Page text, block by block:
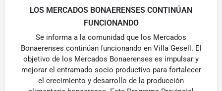
LOS MERCADOS BONAERENSES CONTINÚAN
FUNCIONANDO
Se informa a la comunidad que los Mercados
Bonaerenses continúan funcionando en Villa Gesell. El
objetivo de los Mercados Bonaerenses es impulsar y
mejorar el entramado socio productivo para fortalecer
el crecimiento y desarrollo de la producción